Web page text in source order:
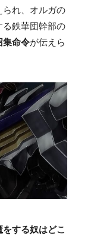
られ、オルガの
鉄華団幹部の
集命令が伝えら
する奴はどこ